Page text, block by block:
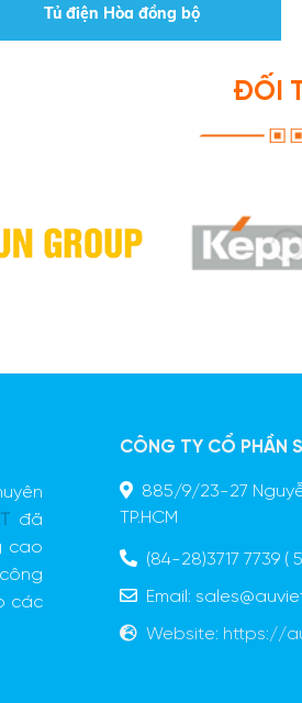
Tủ điện Hòa đồng bộ
ĐỐI
đã
cao
các
CÔNG TY CỔ PHẦN
885/9/23-27
TP.HCM
(84-28)3717 7739(
Email:
Website: https://